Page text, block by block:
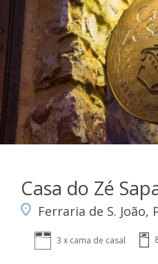
Casa do Zé
Ferraria de S. João,
3 x cama de casal